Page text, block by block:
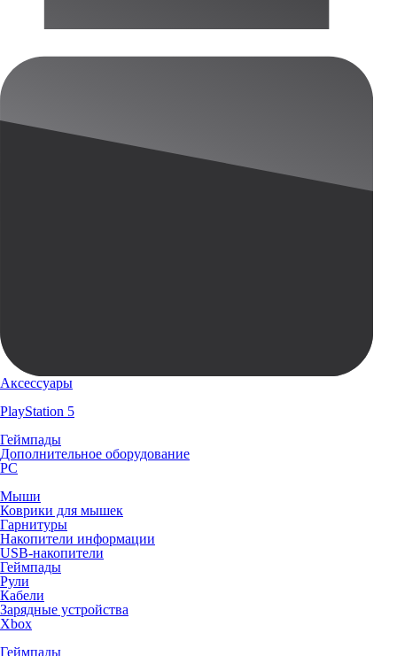
Аксессуары
PlayStation 5
Геймпады
Дополнительное оборудование
PC
Мыши
Коврики для мышек
Гарнитуры
Накопители информации
USB-накопители
Геймпады
Рули
Кабели
Зарядные устройства
Xbox
Геймпады